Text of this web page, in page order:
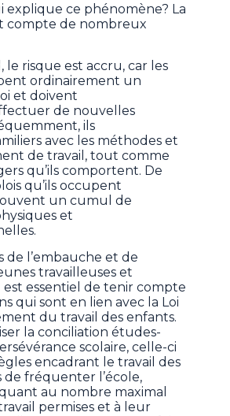
explique ce phénomène? La
compte de nombreux
le risque est accru, car les
ordinairement un
et doivent
de nouvelles
ils
avec les méthodes et
de travail, tout comme
qu’ils comportent. De
qu’ils occupent
un cumul de
et
de l’embauche et de
travailleuses et
est essentiel de tenir compte
qui sont en lien avec la Loi
du travail des enfants.
la conciliation études-
scolaire, celle-ci
encadrant le travail des
de fréquenter l’école,
au nombre maximal
permises et à leur